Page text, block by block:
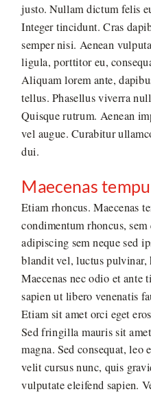
justo. Nullam dictum felis
Integer tincidunt. Cras
semper nisi. Aenean
ligula, porttitor eu,
Aliquam lorem ante,
tellus. Phasellus viverra
Quisque rutrum. Aenean
vel augue. Curabitur
dui.
Maecenas
Etiam rhoncus. Maecenas
condimentum rhoncus,
adipiscing sem neque sed
blandit vel, luctus pulvinar,
Maecenas nec odio et ante
sapien ut libero venenatis
Etiam sit amet orci eget
Sed fringilla mauris sit
magna. Sed consequat, leo
velit cursus nunc, quis
vulputate eleifend sapien.